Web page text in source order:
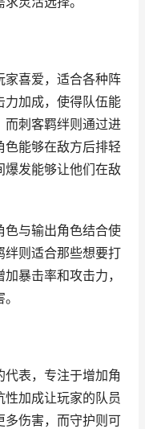
家喜爱，适合各种阵
力加成，使得队伍能
而刺客羁绊则通过进
色能够在敌方后排轻
爆发能够让他们在敌
色与输出角色结合使
绊则适合那些想要打
暴击率和攻击力，
表，专注于增加角
加成让玩家的队员
多伤害，而守护则可